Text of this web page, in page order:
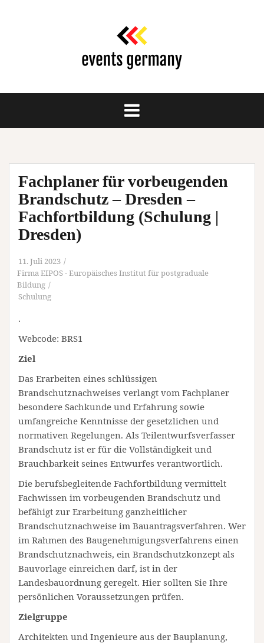
Fachplaner für vorbeugenden
Brandschutz – Dresden –
Fachfortbildung (Schulung |
Dresden)
11. Juli 2023
Firma EIPOS - Europäisches Institut für postgraduale
Bildung
Schulung
.
Webcode: BRS1
Ziel
Das Erarbeiten eines schlüssigen
Brandschutznachweises verlangt vom Fachplaner
besondere Sachkunde und Erfahrung sowie
umfangreiche Kenntnisse der gesetzlichen und
normativen Regelungen. Als Teilentwurfsverfasser
Brandschutz ist er für die Vollständigkeit und
Brauchbarkeit seines Entwurfes verantwortlich.
Die berufsbegleitende Fachfortbildung vermittelt
Fachwissen im vorbeugenden Brandschutz und
befähigt zur Erarbeitung ganzheitlicher
Brandschutznachweise im Bauantragsverfahren. Wer
im Rahmen des Baugenehmigungsverfahrens einen
Brandschutznachweis, ein Brandschutzkonzept als
Bauvorlage einreichen darf, ist in der
Landesbauordnung geregelt. Hier sollten Sie Ihre
persönlichen Voraussetzungen prüfen.
Zielgruppe
Architekten und Ingenieure aus der Bauplanung,